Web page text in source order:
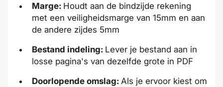
Marge: Houdt aan de bindzijde rekening
met een veiligheidsmarge van 15mm en aan
de andere zijdes 5mm
Bestand indeling: Lever je bestand aan in
losse pagina's van dezelfde grote in PDF
Doorlopende omslag: Als je ervoor kiest om